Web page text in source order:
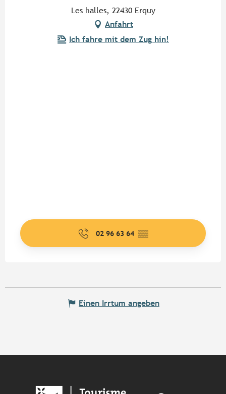
Les halles, 22430 Erquy
Anfahrt
Ich fahre mit dem Zug hin!
02 96 63 64 ▒▒
Einen Irrtum angeben